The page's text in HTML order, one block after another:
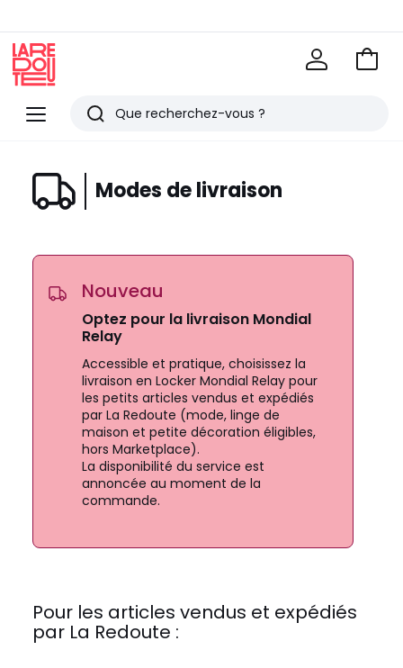
Menu
Redoute
Rechercher
articles
vus
Voir
Modes de livraison
Nouveau
Optez pour la livraison Mondial
Relay
Accessible et pratique, choisissez la
livraison en Locker Mondial Relay pour
les petits articles vendus et expédiés
par La Redoute (mode, linge de
maison et petite décoration éligibles,
hors Marketplace).
La disponibilité du service est
annoncée au moment de la
commande.
Pour les articles vendus et expédiés
par La Redoute :